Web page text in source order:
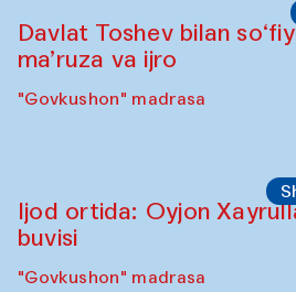
Davlat Toshev bilan
ma’ruza va ijro
"Govkushon" madrasa
Ijod ortida: Oyjon
buvisi
"Govkushon" madrasa